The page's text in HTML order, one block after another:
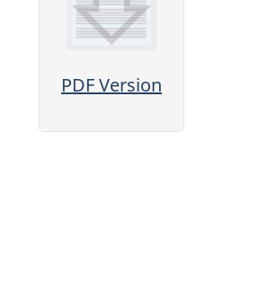
PDF Version